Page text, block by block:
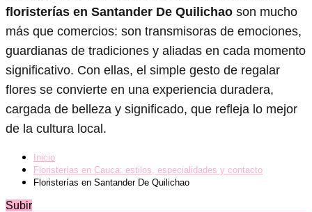
floristerías en Santander De Quilichao son mucho
más que comercios: son transmisoras de emociones,
guardianas de tradiciones y aliadas en cada momento
significativo. Con ellas, el simple gesto de regalar
flores se convierte en una experiencia duradera,
cargada de belleza y significado, que refleja lo mejor
de la cultura local.
Inicio
Floristerías en Cauca: estilos, especialidades y contacto
Floristerías en Santander De Quilichao
Subir